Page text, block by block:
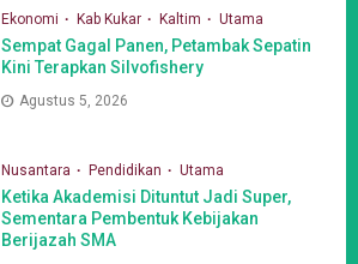
Ekonomi Kab Kukar Kaltim Utama
Sempat Gagal Panen, Petambak Sepatin
Kini Terapkan Silvofishery
Agustus 5, 2026
Nusantara Pendidikan Utama
Ketika Akademisi Dituntut Jadi Super,
Sementara Pembentuk Kebijakan
Berijazah SMA